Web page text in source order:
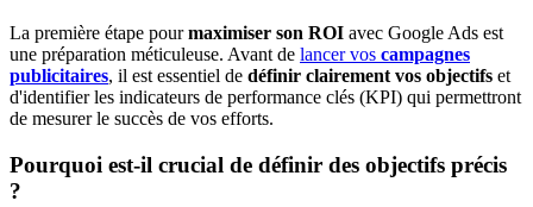
La première étape pourmaximiser son ROI avec Google Ads est
une préparation méticuleuse. Avant de lancer vos campagnes
publicitaires, il est essentiel de définir clairement vos objectifs et
d'identifier les indicateurs de performance clés (KPI) qui permettront
de mesurer le succès de vos efforts.
Pourquoi est-il crucial de définir des objectifs précis
?